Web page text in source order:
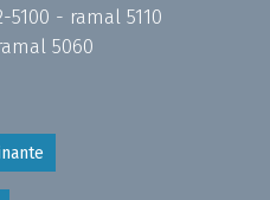
5100 - ramal 5110
5060